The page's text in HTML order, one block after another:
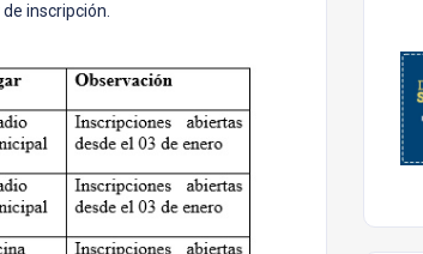
inscripción.